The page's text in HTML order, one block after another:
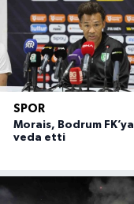
SPOR
Morais, Bodrum FK’ya
veda etti